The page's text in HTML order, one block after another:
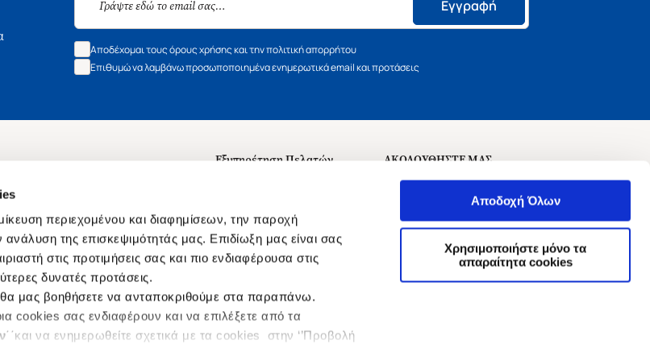
περιεχομένου και διαφημίσεων, την παροχή
της επισκεψιμότητάς μας. Επιδίωξη μας είναι σας
στις προτιμήσεις σας και πιο ενδιαφέρουσα στις
δυνατές προτάσεις.
θα μας βοηθήσετε να ανταποκριθούμε στα παραπάνω.
cookies σας ενδιαφέρουν και να επιλέξετε από τα
΄΄και να ενημερωθείτε σχετικά με τα cookies στην ‘’Προβολή
Αποδοχή Όλων
Χρησιμοποιήστε μόνο τα
απαραίτητα cookies
Εγγραφή
Αποδέχομαι τους όρους χρήσης και την πολιτική απορρήτου
Επιθυμώ να λαμβάνω προσωποποιημένα ενημερωτικά email και προτάσεις
Επιθυμητών" και τη Βιβλιοθήκη
Εξυπηρέτηση Πελατών
B2B
Δικαίωμα Υπαναχώρησης
ΑΚΟΛΟΥΘΗΣΤΕ ΜΑΣ